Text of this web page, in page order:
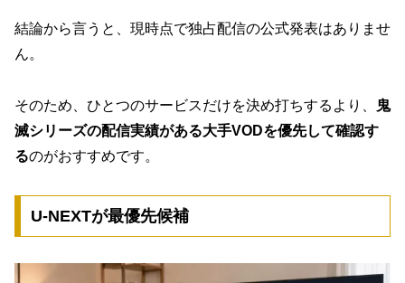
結論から言うと、現時点で独占配信の公式発表はありませ
ん。
そのため、ひとつのサービスだけを決め打ちするより、
鬼
滅シリーズの配信実績がある大手VODを優先して確認す
るのがおすすめです。
U-NEXTが最優先候補